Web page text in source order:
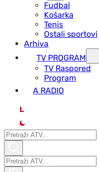
Fudbal
Košarka
Tenis
Ostali sportovi
Arhiva
TV PROGRAM
ТV Raspored
Program
A RADIO
L